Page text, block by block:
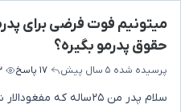
میتونیم فوت فرضی برای
حقوق پدرمو بگیره؟
پرسیده شده ۵ سال پیش ۱۷ پاسخ
سلام پدر من ۲۵ساله که